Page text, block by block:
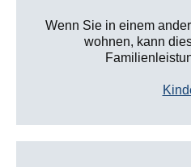
Wenn Sie in einem
wohnen, kann